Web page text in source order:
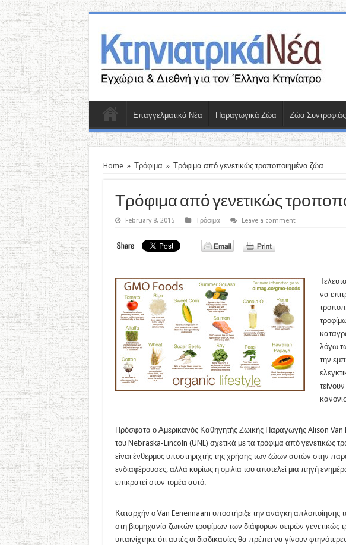
Επαγγελματικά Νέα Παραγωγικά Ζώα Ζώα Συντροφιάς
Home » Τρόφιμα » Τρόφιμα από γενετικώς τροποποιημένα ζώα
Τρόφιμα από γενετικώς
February 8, 2015 Τρόφιμα Leave a comment
να
λόγω
την
Πρόσφατα ο Αμερικανός Καθηγητής Ζωικής Παραγωγής Alison Van
του Nebraska-Lincoln (UNL) σχετικά με τα τρόφιμα από γενετικώς
είναι ένθερμος υποστηριχτής της χρήσης των ζώων αυτών στην
ενδιαφέρουσες, αλλά κυρίως η ομιλία του αποτελεί μια πηγή
επικρατεί στον τομέα αυτό.
Καταρχήν ο Van Eenennaam υποστήριξε την ανάγκη απλοποίησης
στη βιομηχανία ζωικών τροφίμων των διάφορων σειρών
υπαινίχτηκε ότι αυτές οι διαδικασίες θα πρέπει να γίνουν